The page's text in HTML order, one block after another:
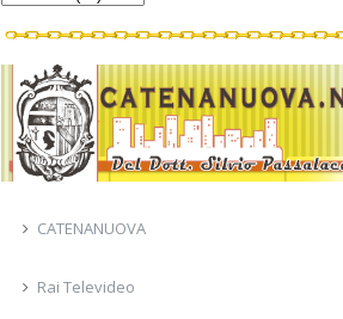
CATENANUOVA
Rai Televideo